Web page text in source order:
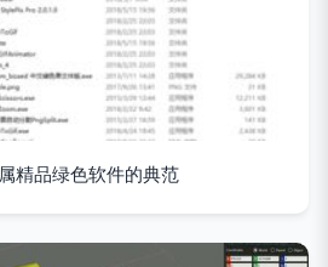
精品绿色软件的典范